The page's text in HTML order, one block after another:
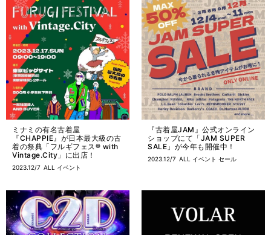
ミナミの有名古着屋
『CHAPPIE』が日本最大級の古
着の祭典「フルギフェス® with
Vintage.City」に出店！
2023.12/7 ALL イベント
『古着屋JAM』公式オンライン
ショップにて「JAM SUPER
SALE」が今年も開催中！
2023.12/7 ALL イベント セール